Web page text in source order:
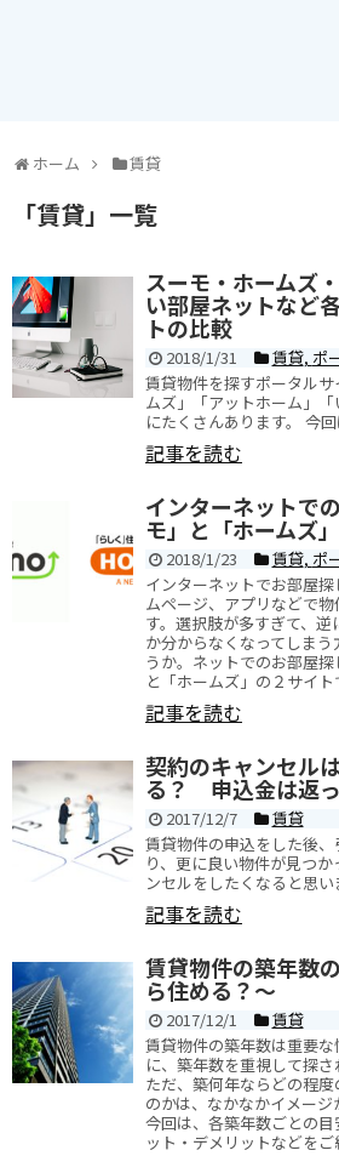
ホーム 賃貸
「賃貸」 一覧
スーモ・ホームズ
い部屋ネットなど
トの比較
2018/1/31 賃貸, ポ
賃貸物件を探すポータル
ムズ」「アットホーム」
にたくさんあります。 今
記事を読む
インターネットで
モ」と「ホームズ
2018/1/23 賃貸, ポ
インターネットでお部屋
ムページ、アプリなどで
す。選択肢が多すぎて、
か分からなくなってしま
うか。ネットでのお部屋探
と「ホームズ」の２サイ
記事を読む
契約のキャンセル
る？ 申込金は返
2017/12/7
賃貸
賃貸物件の申込をした後
り、更に良い物件が見つ
ンセルをしたくなると思い
記事を読む
賃貸物件の築年数
ら住める？～
2017/12/1
賃貸
賃貸物件の築年数は重要
に、築年数を重視して探さ
ただ、築何年ならどの程
のかは、なかなかイメージ
今回は、各築年数ごとの
ット・デメリットなどをご